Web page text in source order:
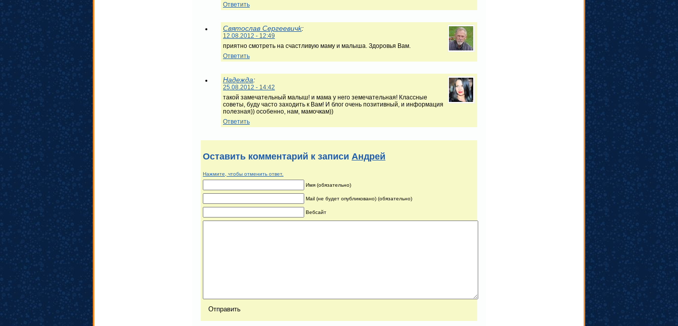
Ответить
Святослав Сергеевичk:
12.08.2012 - 12:49
приятно смотреть на счастливую маму и малыша. Здоровья Вам.
Ответить
Надежда:
25.08.2012 - 14:42
такой замечательный малыш! и мама у него земечательная! Классные
советы, буду часто заходить к Вам! И блог очень позитивный, и информация
полезная)) особенно, нам, мамочкам))
Ответить
Оставить комментарий к записи Андрей
Нажмите, чтобы отменить ответ.
Имя (обязательно)
Mail (не будет опубликовано) (обязательно)
Вебсайт